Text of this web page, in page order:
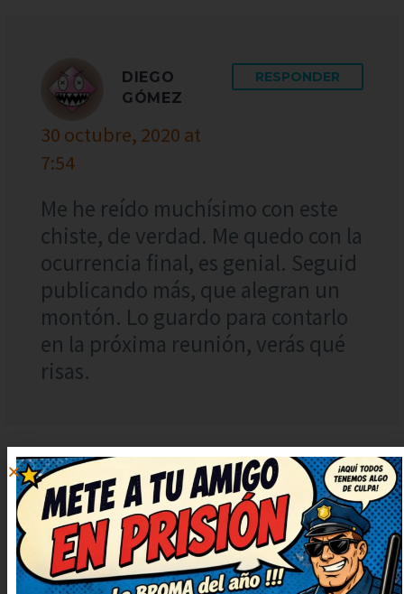
DIEGO
GÓMEZ
30 octubre, 2020 at
7:54
RESPONDER
Me he reído muchísimo con este
chiste, de verdad. Me quedo con la
ocurrencia final, es genial. Seguid
publicando más, que alegran un
montón. Lo guardo para contarlo
en la próxima reunión, verás qué
risas.
JOSÉ
9 noviembre, 2020
RESPONDER